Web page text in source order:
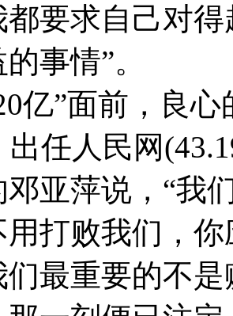
都要求自己对
事情”。
亿”面前，良
出任人民网
亚萍说，“我
打败我们，
们最重要的不